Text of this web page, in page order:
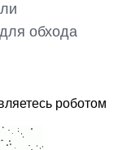
обхода
роботом